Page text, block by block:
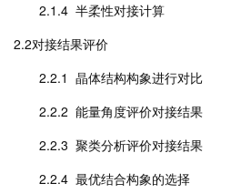
2.1.4 半柔性对接计算
2.2对接结果评价
2.2.1 晶体结构构象进行对比
2.2.2 能量角度评价对接结果
2.2.3 聚类分析评价对接结果
2.2.4 最优结合构象的选择